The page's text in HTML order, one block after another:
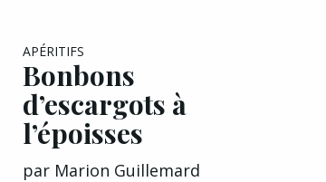
APÉRITIFS
Bonbons
d’escargots à
l’époisses
par Marion Guillemard